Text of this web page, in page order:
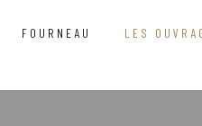
FOURNEAU LES